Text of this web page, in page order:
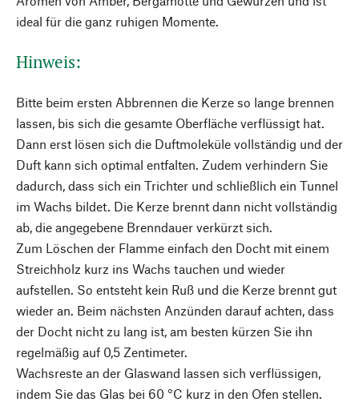
ideal für die ganz ruhigen Momente.
Hinweis:
Bitte beim ersten Abbrennen die Kerze so lange brennen
lassen, bis sich die gesamte Oberfläche verflüssigt hat.
Dann erst lösen sich die Duftmoleküle vollständig und der
Duft kann sich optimal entfalten. Zudem verhindern Sie
dadurch, dass sich ein Trichter und schließlich ein Tunnel
im Wachs bildet. Die Kerze brennt dann nicht vollständig
ab, die angegebene Brenndauer verkürzt sich.
Zum Löschen der Flamme einfach den Docht mit einem
Streichholz kurz ins Wachs tauchen und wieder
aufstellen. So entsteht kein Ruß und die Kerze brennt gut
wieder an. Beim nächsten Anzünden darauf achten, dass
der Docht nicht zu lang ist, am besten kürzen Sie ihn
regelmäßig auf 0,5 Zentimeter.
Wachsreste an der Glaswand lassen sich verflüssigen,
indem Sie das Glas bei 60 °C kurz in den Ofen stellen.